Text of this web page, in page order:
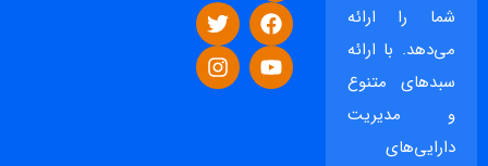
شما را ارائه
می‌دهد. با ارائه
سبدهای متنوع
و مدیریت
دارایی‌های